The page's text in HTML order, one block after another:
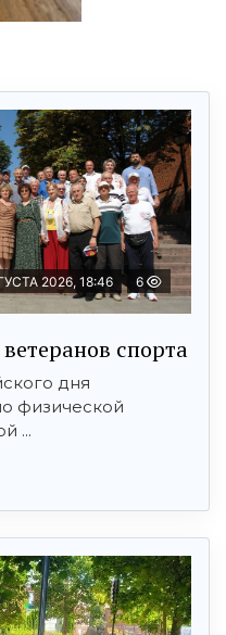
2026, 18:46 6
спорта
дня
физической
...